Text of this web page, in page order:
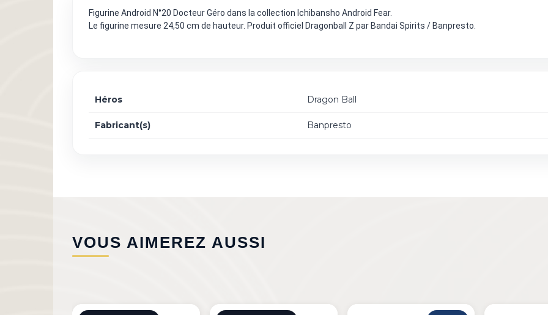
Figurine Android N°20 Docteur Géro dans la collection Ichibansho Android Fear.
Le figurine mesure 24,50 cm de hauteur. Produit officiel Dragonball Z par Bandai Spirits / Banpresto.
Héros Dragon Ball
Fabricant(s) Banpresto
VOUS AIMEREZ AUSSI